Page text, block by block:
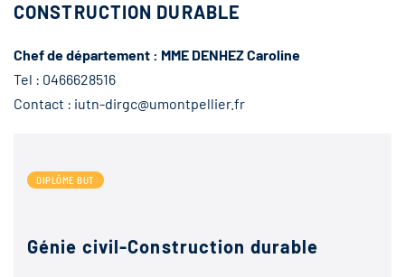
CONSTRUCTION DURABLE
Chef de département : MME DENHEZ Caroline
Tel : 0466628516
Contact : iutn-dirgc@umontpellier.fr
DIPLÔME BUT
Génie civil-Construction durable